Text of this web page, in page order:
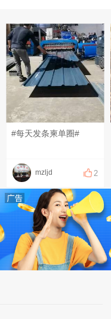
#每天发条柬单圈#
mzljd 2